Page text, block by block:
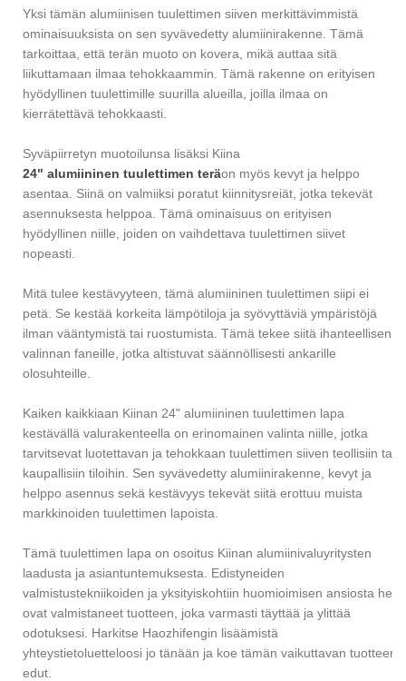
Yksi tämän alumiinisen tuulettimen siiven merkittävimmistä
ominaisuuksista on sen syvävedetty alumiinirakenne. Tämä
tarkoittaa, että terän muoto on kovera, mikä auttaa sitä
liikuttamaan ilmaa tehokkaammin. Tämä rakenne on erityisen
hyödyllinen tuulettimille suurilla alueilla, joilla ilmaa on
kierrätettävä tehokkaasti.
Syväpiirretyn muotoilunsa lisäksi Kiina
24" alumiininen tuulettimen teräon myös kevyt ja helppo
asentaa. Siinä on valmiiksi poratut kiinnitysreiät, jotka tekevät
asennuksesta helppoa. Tämä ominaisuus on erityisen
hyödyllinen niille, joiden on vaihdettava tuulettimen siivet
nopeasti.
Mitä tulee kestävyyteen, tämä alumiininen tuulettimen siipi ei
petä. Se kestää korkeita lämpötiloja ja syövyttäviä ympäristöjä
ilman vääntymistä tai ruostumista. Tämä tekee siitä ihanteellisen
valinnan faneille, jotka altistuvat säännöllisesti ankarille
olosuhteille.
Kaiken kaikkiaan Kiinan 24" alumiininen tuulettimen lapa
kestävällä valurakenteella on erinomainen valinta niille, jotka
tarvitsevat luotettavan ja tehokkaan tuulettimen siiven teollisiin tai
kaupallisiin tiloihin. Sen syvävedetty alumiinirakenne, kevyt ja
helppo asennus sekä kestävyys tekevät siitä erottuu muista
markkinoiden tuulettimen lapoista.
Tämä tuulettimen lapa on osoitus Kiinan alumiinivaluyritysten
laadusta ja asiantuntemuksesta. Edistyneiden
valmistustekniikoiden ja yksityiskohtiin huomioimisen ansiosta he
ovat valmistaneet tuotteen, joka varmasti täyttää ja ylittää
odotuksesi. Harkitse Haozhifengin lisäämistä
yhteystietoluetteloosi jo tänään ja koe tämän vaikuttavan tuotteen
edut.